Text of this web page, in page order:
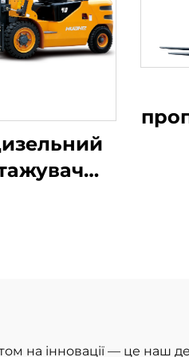
на інновації — це наш